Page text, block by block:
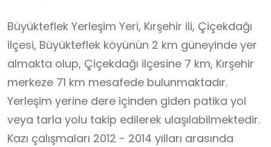
Büyükteflek Yerleşim Yeri, Kırşehir ili, Çiçekdağı
ilçesi, Büyükteflek köyünün 2 km güneyinde yer
almakta olup, Çiçekdağı ilçesine 7 km, Kırşehir
merkeze 71 km mesafede bulunmaktadır.
Yerleşim yerine dere içinden giden patika yol
veya tarla yolu takip edilerek ulaşılabilmektedir.
Kazı çalışmaları 2012 - 2014 yılları arasında